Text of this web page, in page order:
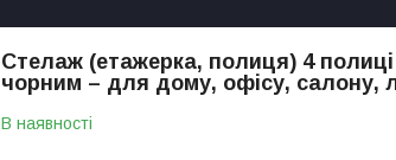
Стелаж (етажерка, полиця) 4 полиці
чорним – для дому, офісу, салону,
В наявності